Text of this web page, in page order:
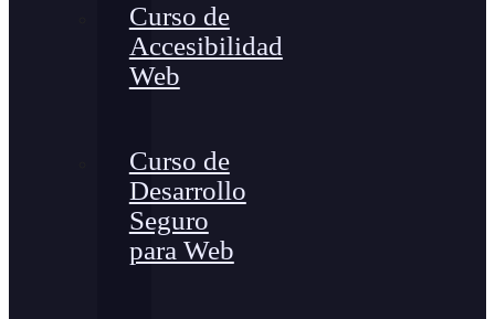
Curso de
Accesibilidad
Web
Curso de
Desarrollo
Seguro
para Web